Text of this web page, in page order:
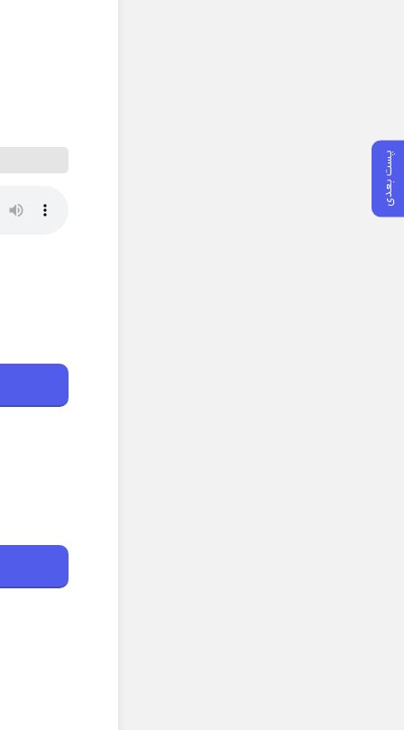
پست بعدی